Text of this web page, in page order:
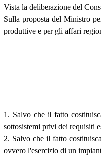
Vista la deliberazione del
Sulla proposta del Ministro
produttive e per gli affari
1. Salvo che il fatto
sottosistemi privi dei requisiti
2. Salvo che il fatto
ovvero l'esercizio di un